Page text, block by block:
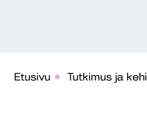
Etusivu Tutkimus ja